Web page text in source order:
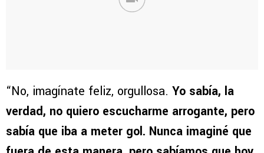
“No, imagínate feliz, orgullosa. Yo sabía, la
verdad, no quiero escucharme arrogante, pero
sabía que iba a meter gol. Nunca imaginé que